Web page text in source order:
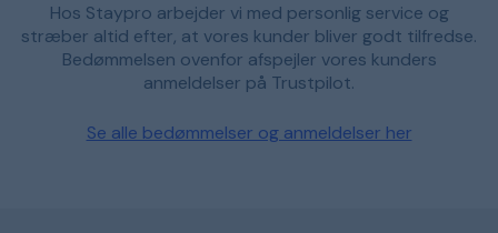
Hos Staypro arbejder vi med personlig service og
stræber altid efter, at vores kunder bliver godt tilfredse.
Bedømmelsen ovenfor afspejler vores kunders
anmeldelser på Trustpilot.
Se alle bedømmelser og anmeldelser her